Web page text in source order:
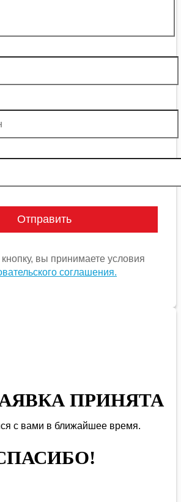
вы принимаете условия
соглашения.
ПРИНЯТА
с вами в ближайшее время.